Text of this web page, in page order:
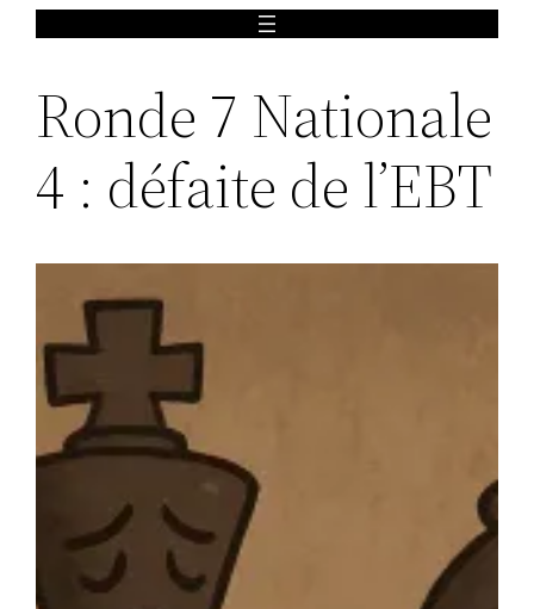
contenu
Ronde 7 Nationale
4 : défaite de l’EBT